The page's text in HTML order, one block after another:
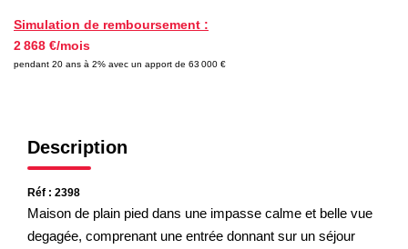
Avis Clients
Simulation de remboursement :
2 868 €/mois
pendant 20 ans à 2% avec un apport de 63 000 €
Description
Réf : 2398
Maison de plain pied dans une impasse calme et belle vue
degagée, comprenant une entrée donnant sur un séjour